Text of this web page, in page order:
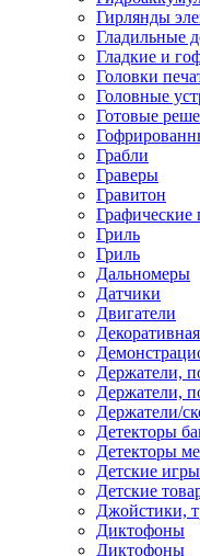
Гирлянды
Гладильные
Гладкие и
Головки
Головные
Готовые
Грабли
Граверы
Гравитон
Гриль
Гриль
Дальномеры
Датчики
Двигатели
Держатели,
Держатели,
Держатели/
Детекторы
Детекторы
Детские
Детские
Джойстики,
Диктофоны
Диктофоны